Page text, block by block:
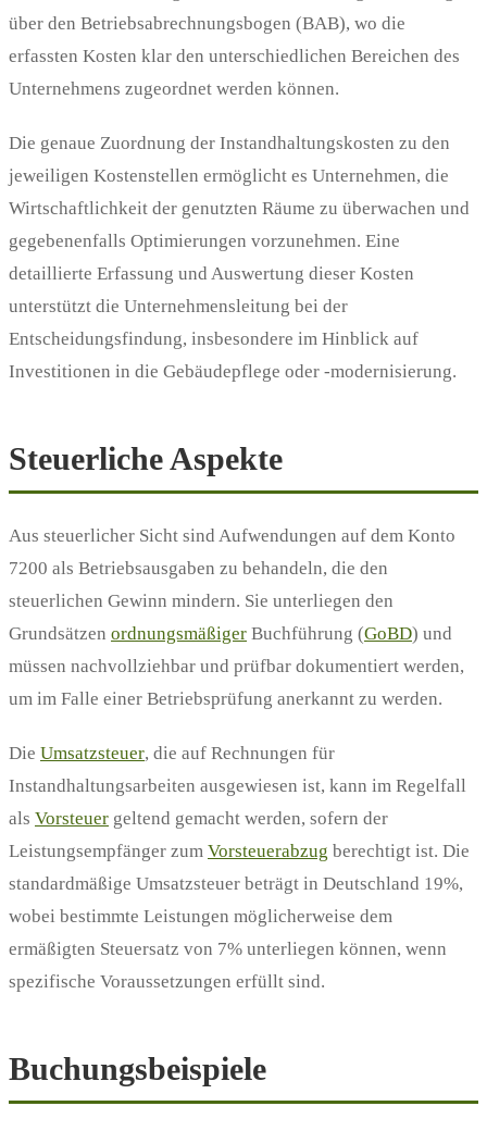
über den Betriebsabrechnungsbogen (BAB), wo die
erfassten Kosten klar den unterschiedlichen Bereichen des
Unternehmens zugeordnet werden können.
Die genaue Zuordnung der Instandhaltungskosten zu den
jeweiligen Kostenstellen ermöglicht es Unternehmen, die
Wirtschaftlichkeit der genutzten Räume zu überwachen und
gegebenenfalls Optimierungen vorzunehmen. Eine
detaillierte Erfassung und Auswertung dieser Kosten
unterstützt die Unternehmensleitung bei der
Entscheidungsfindung, insbesondere im Hinblick auf
Investitionen in die Gebäudepflege oder -modernisierung.
Steuerliche Aspekte
Aus steuerlicher Sicht sind Aufwendungen auf dem Konto
7200 als Betriebsausgaben zu behandeln, die den
steuerlichen Gewinn mindern. Sie unterliegen den
Grundsätzen ordnungsmäßiger Buchführung (GoBD) und
müssen nachvollziehbar und prüfbar dokumentiert werden,
um im Falle einer Betriebsprüfung anerkannt zu werden.
Die Umsatzsteuer, die auf Rechnungen für
Instandhaltungsarbeiten ausgewiesen ist, kann im Regelfall
als Vorsteuer geltend gemacht werden, sofern der
Leistungsempfänger zum Vorsteuerabzug berechtigt ist. Die
standardmäßige Umsatzsteuer beträgt in Deutschland 19%,
wobei bestimmte Leistungen möglicherweise dem
ermäßigten Steuersatz von 7% unterliegen können, wenn
spezifische Voraussetzungen erfüllt sind.
Buchungsbeispiele